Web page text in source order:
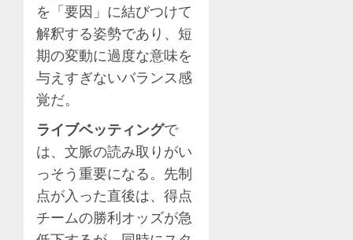
を「要因」に結びつけて
解釈する姿勢であり、短
期の変動に過度な意味を
与えすぎないバランス感
覚だ。
ライブベッティングで
は、文脈の読み取りがい
っそう重要になる。先制
点が入った直後は、得点
チームの勝利オッズが急